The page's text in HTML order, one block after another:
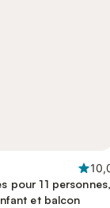
pour 11 personnes,
et balcon